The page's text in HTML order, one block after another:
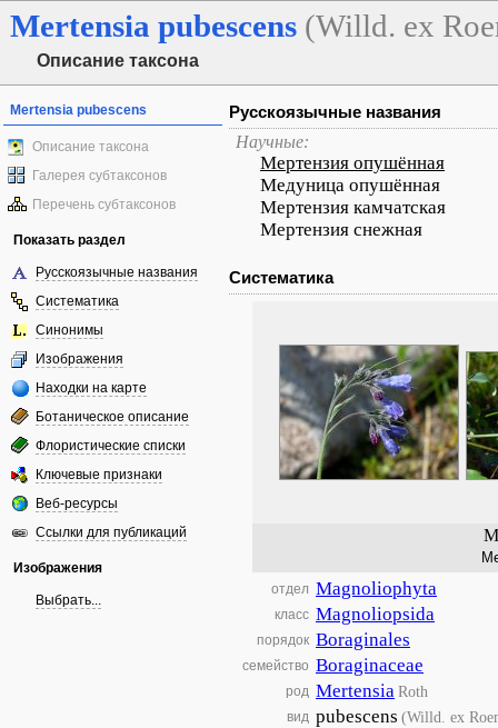
Mertensia pubescens (Willd. ex
Описание таксона
Mertensia pubescens
Описание таксона
Галерея субтаксонов
Перечень субтаксонов
Показать раздел
Русскоязычные названия
Систематика
Синонимы
Изображения
Находки на карте
Ботаническое описание
Флористические списки
Ключевые признаки
Веб-ресурсы
Ссылки для публикаций
Изображения
Выбрать...
Русскоязычные названия
Научные:
Мертензия опушённая
Медуница опушённая
Мертензия камчатская
Мертензия снежная
Систематика
отдел Magnoliophyta
класс Magnoliopsida
порядок Boraginales
семейство Boraginaceae
род MertensiaRoth
вид pubescens (Willd. ex